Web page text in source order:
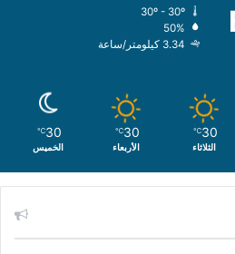
50%
3.34 كيلومتر/ساعة
30
℃
الثلاثاء
30
℃
الأربعاء
30
℃
الخميس